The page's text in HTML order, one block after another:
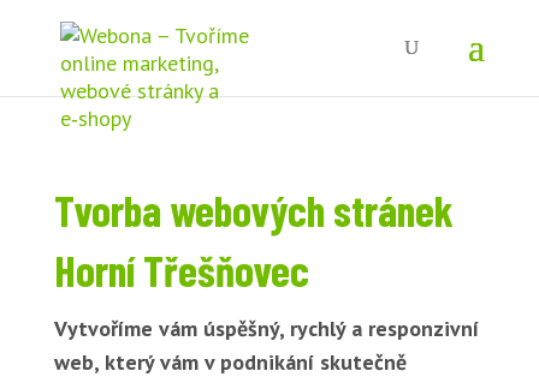
Tvorba webových stránek
Horní Třešňovec
Vytvoříme vám úspěšný, rychlý a responzivní
web, který vám v podnikání skutečně